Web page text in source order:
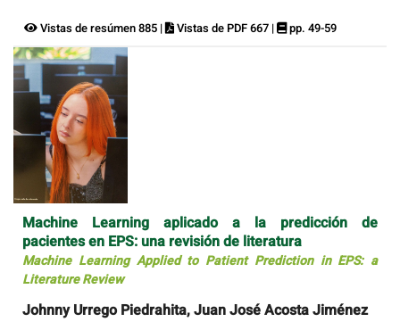
Vistas de resúmen 885 | Vistas de PDF 667 | pp. 49-59
Machine Learning aplicado a la predicción de
pacientes en EPS: una revisión de literatura
Machine Learning Applied to Patient Prediction in EPS: a
Literature Review
Johnny Urrego Piedrahita, Juan José Acosta Jiménez